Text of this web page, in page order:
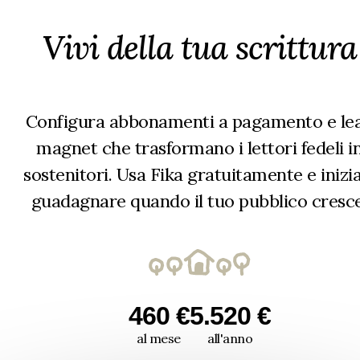
Vivi della tua scrittura
Configura abbonamenti a pagamento e
magnet che trasformano i lettori fedeli
sostenitori. Usa Fika gratuitamente e
guadagnare quando il tuo pubblico
460 €
al mese
5.520 €
all'anno